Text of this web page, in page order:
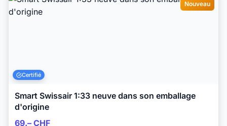
Nouveau
Certifié
Smart Swissair 1:33 neuve dans son emballage
d'origine
69.– CHF